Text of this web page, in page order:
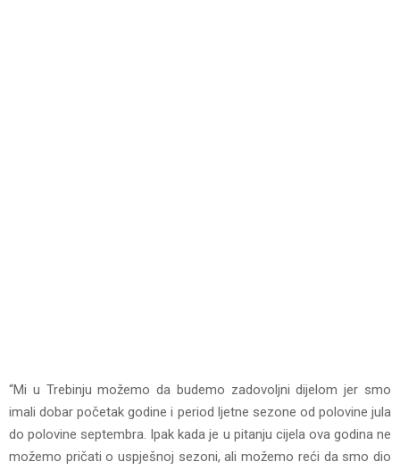
“Mi u Trebinju možemo da budemo zadovoljni dijelom jer smo
imali dobar početak godine i period ljetne sezone od polovine jula
do polovine septembra. Ipak kada je u pitanju cijela ova godina ne
možemo pričati o uspješnoj sezoni, ali možemo reći da smo dio